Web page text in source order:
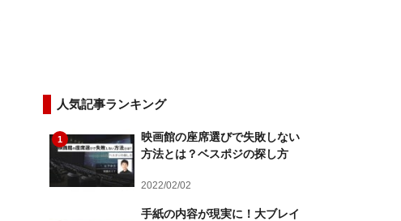
人気記事ランキング
1
映画館の座席選びで失敗しない
方法とは？ベスポジの探し方
2022/02/02
手紙の内容が現実に！大ブレイ